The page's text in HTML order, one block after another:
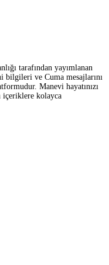
tarafından yayımlanan
ve Cuma mesajlarını
Manevi hayatınızı
içeriklere kolayca